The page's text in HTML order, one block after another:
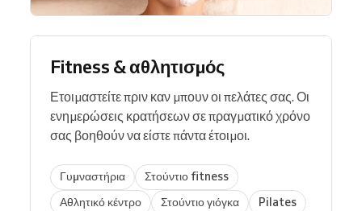
Fitness & αθλητισμός
Ετοιμαστείτε πριν καν μπουν οι πελάτες σας. Οι
ενημερώσεις κρατήσεων σε πραγματικό χρόνο
σας βοηθούν να είστε πάντα έτοιμοι.
Γυμναστήρια
Στούντιο fitness
Αθλητικό κέντρο
Στούντιο γιόγκα
Pilates